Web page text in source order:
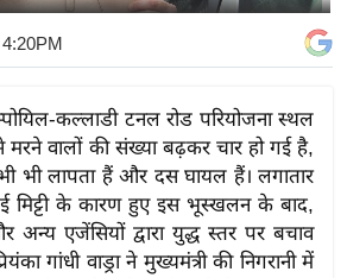
कल्लाडी टनल रोड परियोजना स्थल
वालों की संख्या बढ़कर चार हो गई है,
भी लापता हैं और दस घायल हैं। लगातार
मिट्टी के कारण हुए इस भूस्खलन के बाद,
एजेंसियों द्वारा युद्ध स्तर पर बचाव
गांधी वाड्रा ने मुख्यमंत्री की निगरानी में